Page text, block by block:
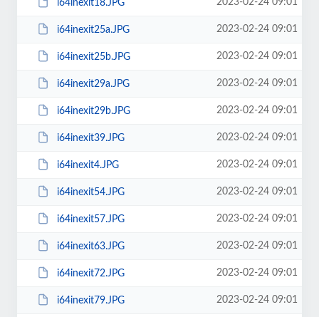
i64inexit18.JPG 2023-02-24 09:01
i64inexit25a.JPG 2023-02-24 09:01
i64inexit25b.JPG 2023-02-24 09:01
i64inexit29a.JPG 2023-02-24 09:01
i64inexit29b.JPG 2023-02-24 09:01
i64inexit39.JPG 2023-02-24 09:01
i64inexit4.JPG 2023-02-24 09:01
i64inexit54.JPG 2023-02-24 09:01
i64inexit57.JPG 2023-02-24 09:01
i64inexit63.JPG 2023-02-24 09:01
i64inexit72.JPG 2023-02-24 09:01
i64inexit79.JPG 2023-02-24 09:01